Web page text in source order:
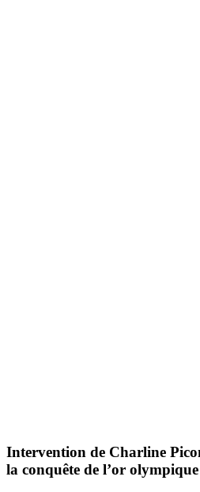
Intervention de Charline
la conquête de l’or